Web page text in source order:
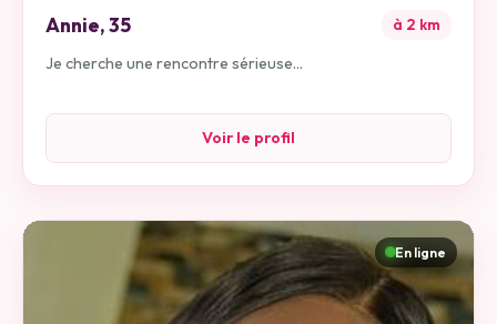
Annie,35 à 2 km
Je cherche une rencontre sérieuse...
Voir le profil
En ligne